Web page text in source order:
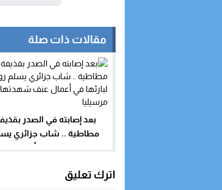
مقالات ذات صلة
بعد إصابته في الصدر
مطاطية .. شاب جزائري
اترك تعليق